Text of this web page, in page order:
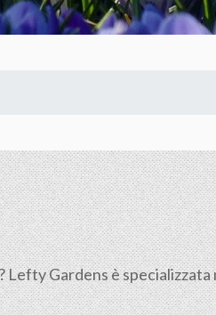
Lefty Gardens è